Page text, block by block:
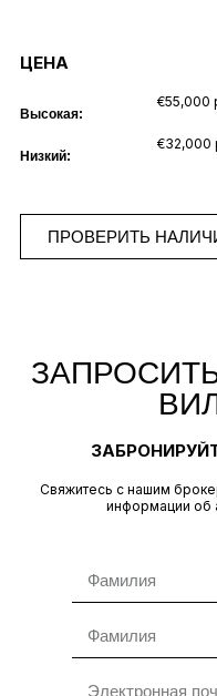
ЦЕНА
Высокая:
€55,000
Низкий:
€32,000
ПРОВЕРИТЬ
Свяжитесь с нашим
информации об